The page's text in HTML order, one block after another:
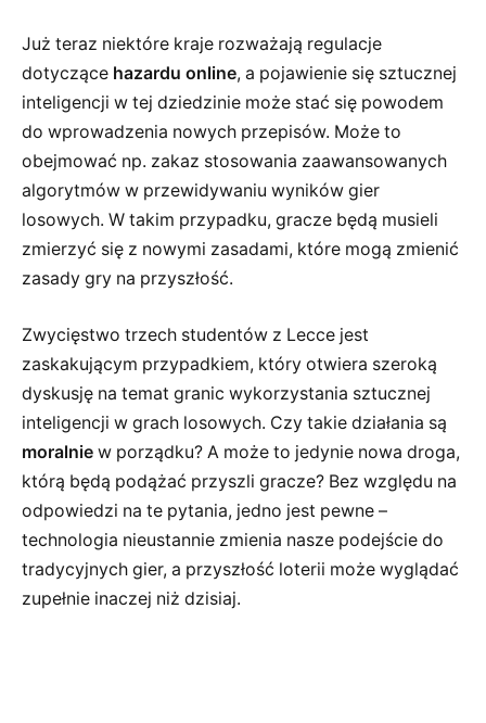
Już teraz niektóre kraje rozważają regulacje
dotyczące hazardu online, a pojawienie się sztucznej
inteligencji w tej dziedzinie może stać się powodem
do wprowadzenia nowych przepisów. Może to
obejmować np. zakaz stosowania zaawansowanych
algorytmów w przewidywaniu wyników gier
losowych. W takim przypadku, gracze będą musieli
zmierzyć się z nowymi zasadami, które mogą zmienić
zasady gry na przyszłość.
Zwycięstwo trzech studentów z Lecce jest
zaskakującym przypadkiem, który otwiera szeroką
dyskusję na temat granic wykorzystania sztucznej
inteligencji w grach losowych. Czy takie działania są
moralnie w porządku? A może to jedynie nowa droga,
którą będą podążać przyszli gracze? Bez względu na
odpowiedzi na te pytania, jedno jest pewne –
technologia nieustannie zmienia nasze podejście do
tradycyjnych gier, a przyszłość loterii może wyglądać
zupełnie inaczej niż dzisiaj.